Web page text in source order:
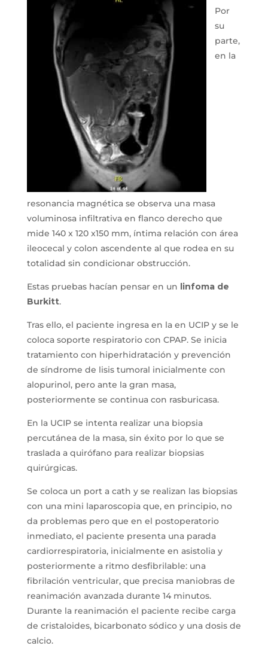
Por
su
parte,
en la
resonancia magnética se observa una masa
voluminosa infiltrativa en flanco derecho que
mide 140 x 120 x150 mm, íntima relación con área
ileocecal y colon ascendente al que rodea en su
totalidad sin condicionar obstrucción.
Estas pruebas hacían pensar en un linfoma de
Burkitt.
Tras ello, el paciente ingresa en la en UCIP y se le
coloca soporte respiratorio con CPAP. Se inicia
tratamiento con hiperhidratación y prevención
de síndrome de lisis tumoral inicialmente con
alopurinol, pero ante la gran masa,
posteriormente se continua con rasburicasa.
En la UCIP se intenta realizar una biopsia
percutánea de la masa, sin éxito por lo que se
traslada a quirófano para realizar biopsias
quirúrgicas.
Se coloca un port a cath y se realizan las biopsias
con una mini laparoscopia que, en principio, no
da problemas pero que en el postoperatorio
inmediato, el paciente presenta una parada
cardiorrespiratoria, inicialmente en asistolia y
posteriormente a ritmo desfibrilable: una
fibrilación ventricular, que precisa maniobras de
reanimación avanzada durante 14 minutos.
Durante la reanimación el paciente recibe carga
de cristaloides, bicarbonato sódico y una dosis de
calcio.